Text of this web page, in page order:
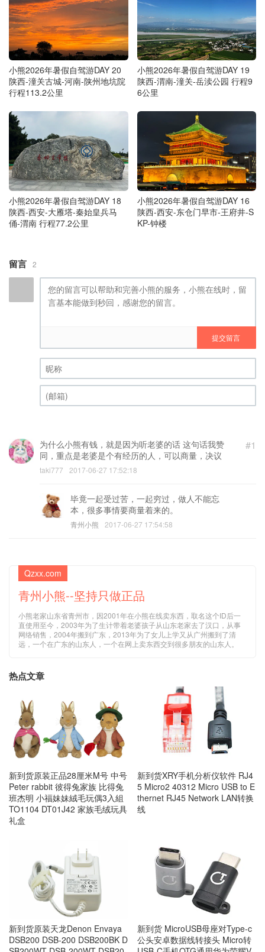
小熊2026年暑假自驾游DAY 20
陕西-潼关古城-河南-陕州地坑院
行程113.2公里
小熊2026年暑假自驾游DAY 19
陕西-渭南-潼关-岳渎公园 行程9
6公里
小熊2026年暑假自驾游DAY 18
陕西-西安-大雁塔-秦始皇兵马
俑-渭南 行程77.2公里
小熊2026年暑假自驾游DAY 16
陕西-西安-东仓门早市-王府井-S
KP-钟楼
留言 2
提交留言
昵称 (必填)
#1
为什么小熊有钱，就是因为听老婆的话 这句话我赞
同，重点是老婆是个有经历的人，可以商量，决议
taki777 2017-06-27 17:52:18
毕竟一起受过苦，一起穷过，做人不能忘
本，很多事情要商量着来的。
青州小熊 2017-06-27 17:54:58
Qzxx.com
青州小熊--坚持只做正品
小熊老家山东省青州市，因2001年在小熊在线卖东西，取名这个ID后一
直使用至今，2003年为了生计带着老婆孩子从山东老家去了汉口，从事
网络销售，2004年搬到广东，2013年为了女儿上学又从广州搬到了清
远，一个在广东的山东人，一个在网上卖东西交到很多朋友的山东人。
热点文章
新到货原装正品28厘米M号 中号
Peter rabbit 彼得兔家族 比得兔
班杰明 小福妹妹絨毛玩偶3入組
TO1104 DT01J42 家族毛绒玩具
礼盒
新到货XRY手机分析仪软件 RJ4
5 Micro2 40312 Micro USB to E
thernet RJ45 Network LAN转换
线
新到货原装天龙Denon Envaya
DSB200 DSB-200 DSB200BK D
新到货 MicroUSB母座对Type-c
公头安卓数据线转接头 Micro转